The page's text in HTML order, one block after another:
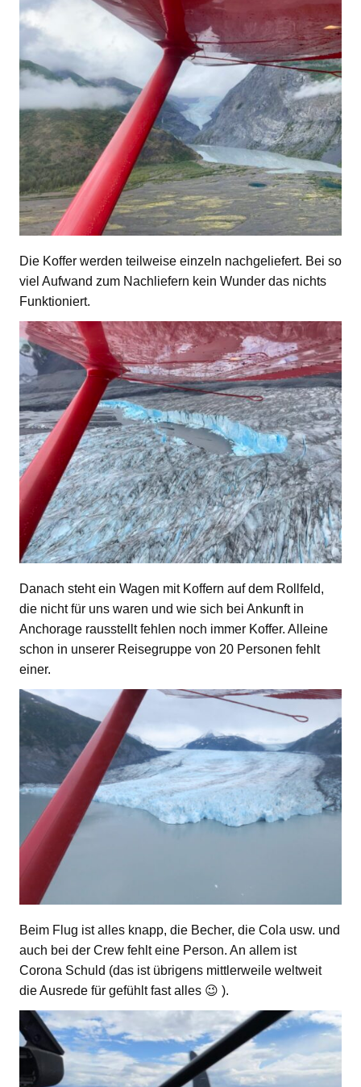
Die Koffer werden teilweise einzeln nachgeliefert. Bei so
viel Aufwand zum Nachliefern kein Wunder das nichts
Funktioniert.
Danach steht ein Wagen mit Koffern auf dem Rollfeld,
die nicht für uns waren und wie sich bei Ankunft in
Anchorage rausstellt fehlen noch immer Koffer. Alleine
schon in unserer Reisegruppe von 20 Personen fehlt
einer.
Beim Flug ist alles knapp, die Becher, die Cola usw. und
auch bei der Crew fehlt eine Person. An allem ist
Corona Schuld (das ist übrigens mittlerweile weltweit
die Ausrede für gefühlt fast alles 😉 ).